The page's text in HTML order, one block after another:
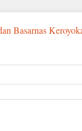
Keroyokan